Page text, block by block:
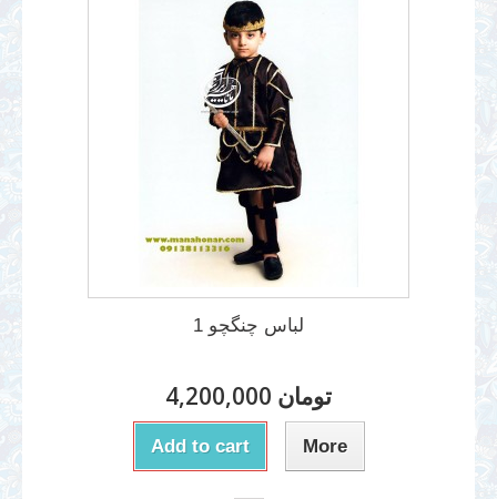
لباس چنگچو 1
4,200,000 تومان
Add to cart More